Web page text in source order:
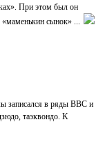
При этом был он
сынок» ...
записался в ряды ВВС и
таэквондо. K